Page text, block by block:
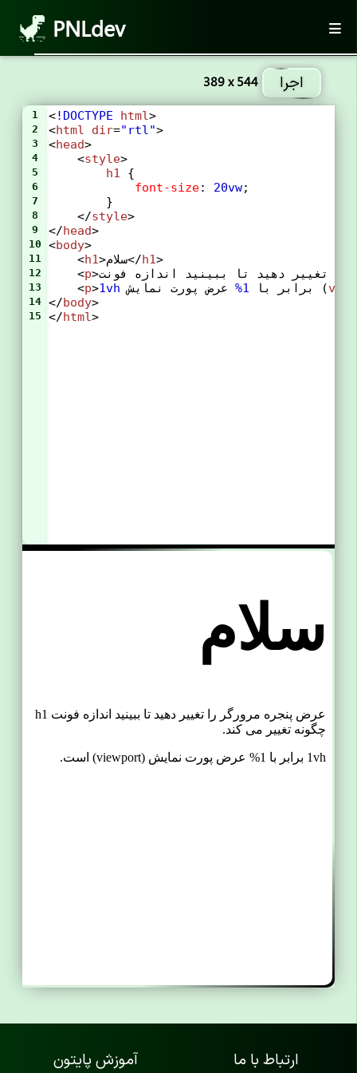
PNLdev
اجرا 389 x 544
1 <!DOCTYPE html>
2 <html dir="rtl">
3 <head>
4
    <
style>
5 h1 {
6 font-size: 20vw;
7
        }
8
    </
style>
9 </head>
10 <body>
11
    <
h1 >سلام</h1>
12
    <
p
13
    <
p>1vh برابر با 1% عرض پورت نمایش (
14 </body>
15 </html>
ارتباط با ما
آموزش پایتون